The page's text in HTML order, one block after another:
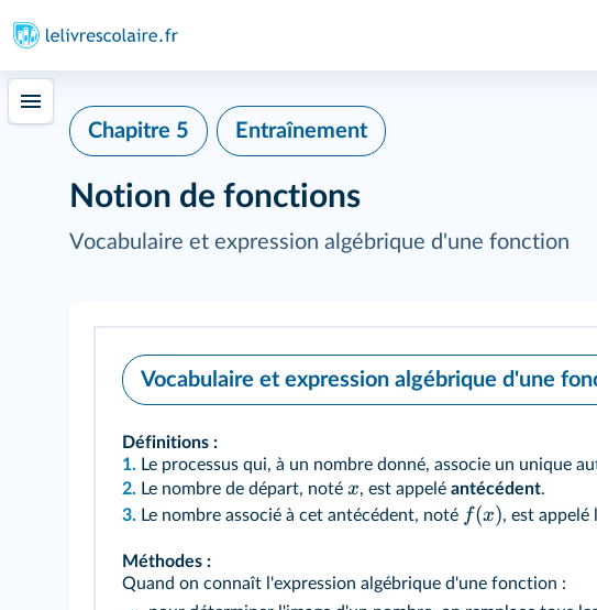
Chapitre 5 Entraînement
Notion de fonctions
Vocabulaire et expression algébrique d'une fonction
Vocabulaire et expression algébrique d'une
Définitions :
1. Le processus qui, à un nombre donné, associe un unique
2. Le nombre de départ, noté x, est appelé antécédent.
3. Le nombre associé à cet antécédent, noté f(x), est appelé
Méthodes :
Quand on connaît l'expression algébrique d'une fonction :